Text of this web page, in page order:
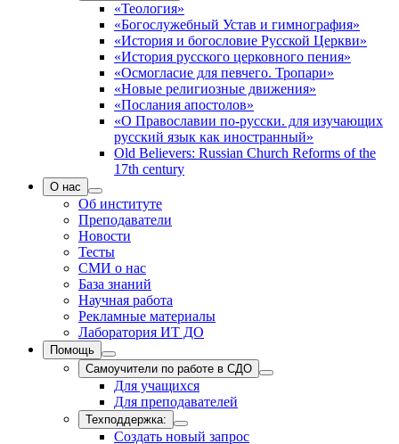
«Теология»
«Богослужебный Устав и гимнография»
«История и богословие Русской Церкви»
«История русского церковного пения»
«Осмогласие для певчего. Тропари»
«Новые религиозные движения»
«Послания апостолов»
«О Православии по-русски. для изучающих
русский язык как иностранный»
Old Believers: Russian Church Reforms of the
17th century
О нас
Об институте
Преподаватели
Новости
Тесты
СМИ о нас
База знаний
Научная работа
Рекламные материалы
Лаборатория ИТ ДО
Помощь
Самоучители по работе в СДО
Для учащихся
Для преподавателей
Техподдержка:
Создать новый запрос